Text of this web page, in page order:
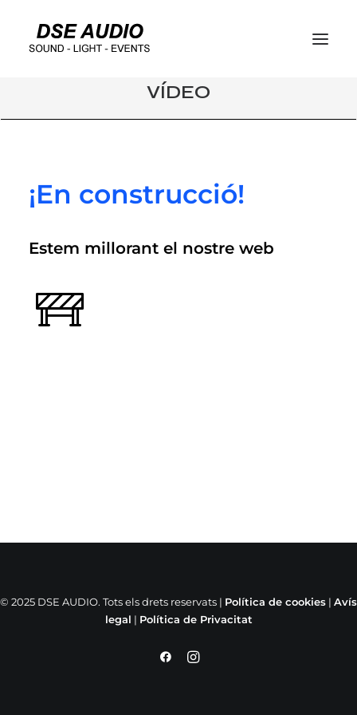
VÍDEO
¡En construcció!
Estem millorant el nostre web
© 2025 DSE AUDIO. Tots els drets reservats | Política de cookies | Avís
legal | Política de Privacitat